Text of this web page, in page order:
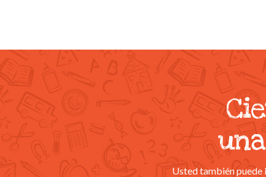
Usted también puede